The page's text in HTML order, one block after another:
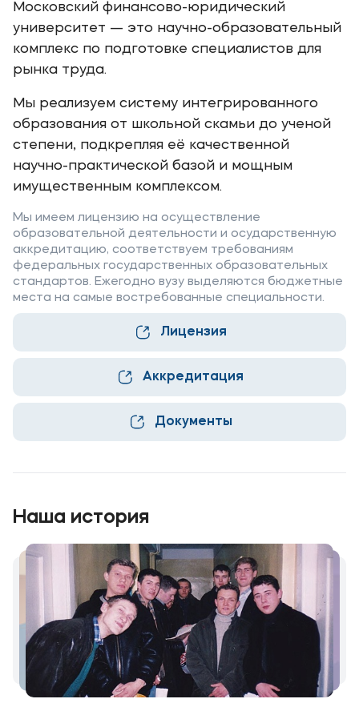
Уровни образования
Среднее профессиональное образование
Дополнительное профессиональное образование
Объявления
Новости
Контакты
Банковские реквизиты
Приемная комиссия
+7 (495) 221-10-01
+7 (800) 200-80-66
Об образовательной организации
Мы в соцсетях
Подобрать программу
Московский финансово-юридический
университет — это научно-образовательный
комплекс по подготовке специалистов для
рынка труда.
Мы реализуем систему интегрированного
образования от школьной скамьи до ученой
степени, подкрепляя её качественной
научно-практической базой и мощным
имущественным комплексом.
Мы имеем лицензию на осуществление
образовательной деятельности и осударственную
аккредитацию, соответствуем требованиям
федеральных государственных образовательных
стандартов. Ежегодно вузу выделяются бюджетные
места на самые востребованные специальности.
Лицензия
Аккредитация
Документы
Наша история